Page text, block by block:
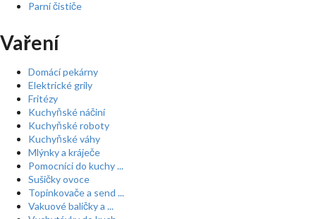
Parní čističe
Vaření
Domácí pekárny
Elektrické grily
Fritézy
Kuchyňské náčiní
Kuchyňské roboty
Kuchyňské váhy
Mlýnky a kráječe
Pomocníci do kuchy ...
Sušičky ovoce
Topinkovače a send ...
Vakuové baličky a ...